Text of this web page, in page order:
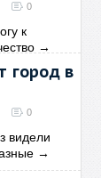
0
к
→
город в
0
видели
→